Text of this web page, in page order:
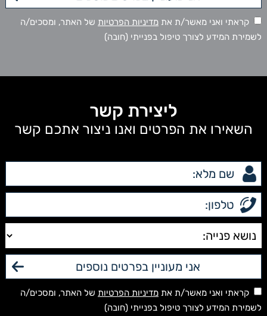
קראתי ואני מאשר/ת את מדיניות הפרטיות של האתר, ומסכים/ה
לשמירת המידע לצורך טיפול בפנייתי (חובה)
ליצירת קשר
השאירו את הפרטים ואנו ניצור אתכם קשר
קראתי ואני מאשר/ת את מדיניות הפרטיותשל האתר, ומסכים/ה
לשמירת המידע לצורך טיפול בפנייתי (חובה)